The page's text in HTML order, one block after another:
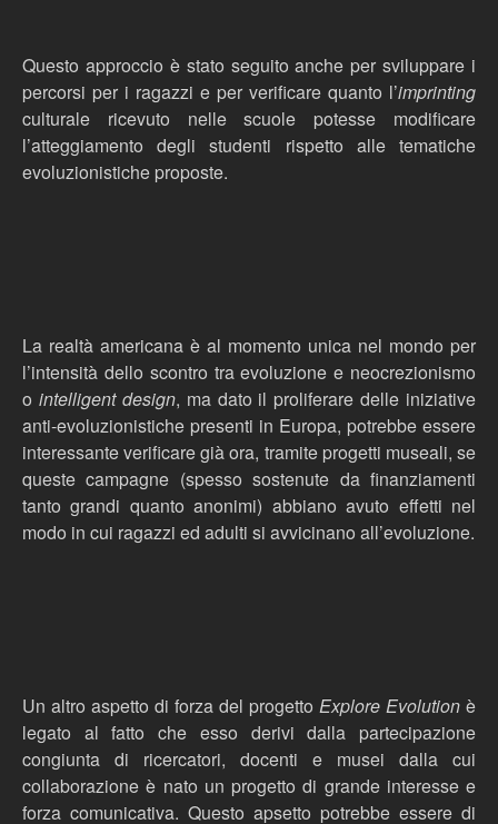
Questo approccio è stato seguito anche per sviluppare i
percorsi per i ragazzi e per verificare quanto l’imprinting
culturale ricevuto nelle scuole potesse modificare
l’atteggiamento degli studenti rispetto alle tematiche
evoluzionistiche proposte.
La realtà americana è al momento unica nel mondo per
l’intensità dello scontro tra evoluzione e neocrezionismo
o intelligent design, ma dato il proliferare delle iniziative
anti-evoluzionistiche presenti in Europa, potrebbe essere
interessante verificare già ora, tramite progetti museali, se
queste campagne (spesso sostenute da finanziamenti
tanto grandi quanto anonimi) abbiano avuto effetti nel
modo in cui ragazzi ed adulti si avvicinano all’evoluzione.
Un altro aspetto di forza del progetto Explore Evolution è
legato al fatto che esso derivi dalla partecipazione
congiunta di ricercatori, docenti e musei dalla cui
collaborazione è nato un progetto di grande interesse e
forza comunicativa. Questo apsetto potrebbe essere di